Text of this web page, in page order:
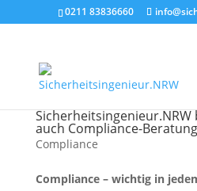
0211 83836660
auch Compliance-
Compliance
Compliance – wichtig in